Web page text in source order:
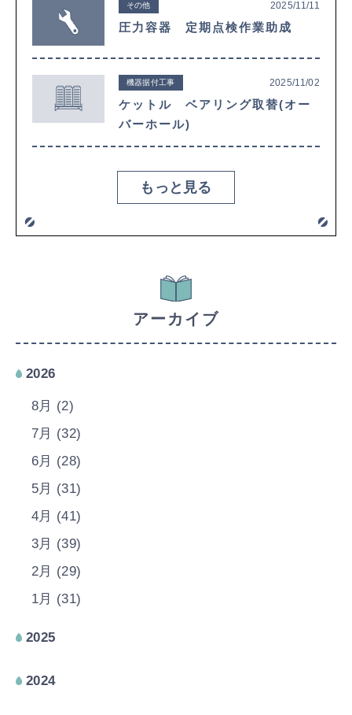
その他 2025/11/11
圧力容器 定期点検作業助成
機器据付工事 2025/11/02
ケットル ベアリング取替(オー
バーホール)
もっと見る
アーカイブ
2026
8月 (2)
7月 (32)
6月 (28)
5月 (31)
4月 (41)
3月 (39)
2月 (29)
1月 (31)
2025
2024